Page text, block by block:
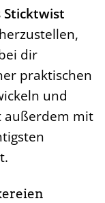
Sticktwist
dir
praktischen
und
außerdem mit